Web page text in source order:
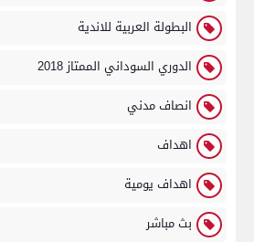
البطولة العربية للاندية
الدوري السوداني الممتاز 2018
انصاف مدني
اهداف
اهداف يومية
بث مباشر